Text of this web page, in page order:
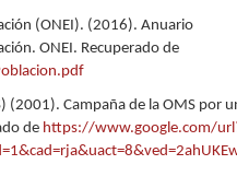
(ONEI). (2016). Anuario
ONEI. Recuperado de
(2001). Campaña de la OMS por
de https://www.google.com/